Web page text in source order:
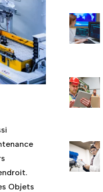
Objets